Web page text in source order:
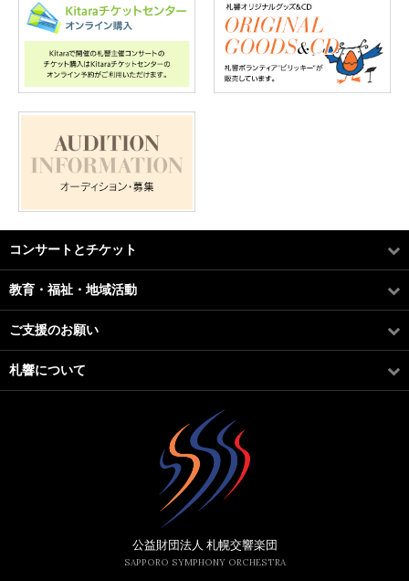
コンサートとチケット
教育・福祉・地域活動
ご支援のお願い
札響について
公益財団法人 札幌交響楽団
SAPPORO SYMPHONY ORCHESTRA